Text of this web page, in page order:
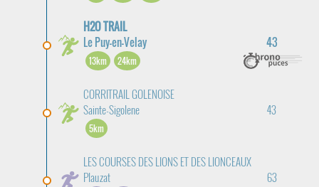
H2O TRAIL
Le Puy-en-Velay
43
13km 24km
CORRITRAIL GOLENOISE
Sainte-Sigolene
43
5km
LES COURSES DES LIONS ET DES LIONCEAUX
Plauzat
63